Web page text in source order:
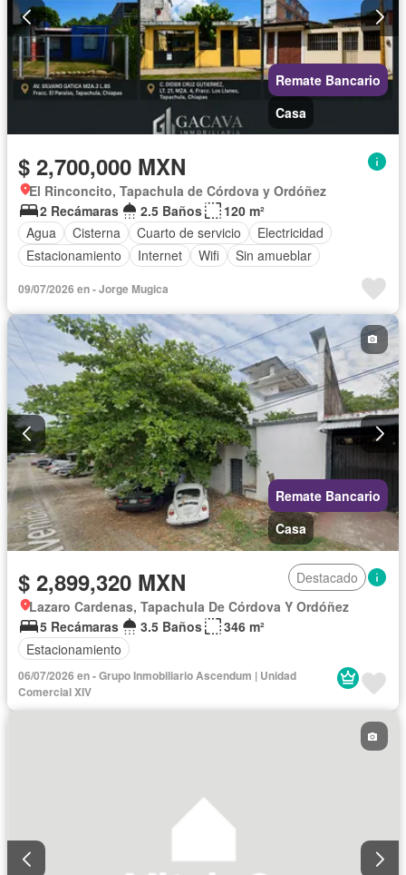
Remate Bancario
Casa
$ 2,700,000 MXN
El Rinconcito, Tapachula de Córdova y Ordóñez
2 Recámaras
2.5 Baños
120 m²
Agua
Cisterna Cuarto de servicio
Electricidad
Estacionamiento
Internet Wifi Sin amueblar
09/07/2026 en - Jorge Mugica
Remate Bancario
Casa
$ 2,899,320 MXN
Destacado
Lazaro Cardenas, Tapachula De Córdova Y Ordóñez
5 Recámaras
3.5 Baños
346 m²
Estacionamiento
06/07/2026 en - Grupo Inmobiliario Ascendum | Unidad
Comercial XIV